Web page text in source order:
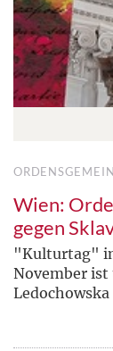
Wien:
gegen
"Kulturtag"
November ist